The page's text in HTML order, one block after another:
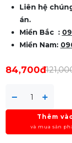
Liên hệ
án.
Miền Bắc :
Miền Nam:
84,700đ
Thêm
và mua sản